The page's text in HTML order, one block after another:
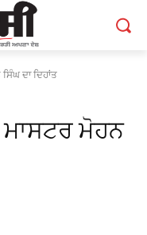
ਦਾ ਦਿਹਾਂਤ
ਮਾਸਟਰ ਮੋਹਨ